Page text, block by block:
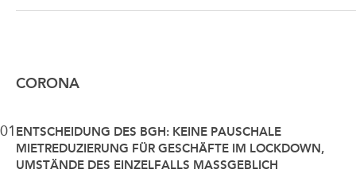
CORONA
01 ENTSCHEIDUNG DES BGH: KEINE PAUSCHALE
MIETREDUZIERUNG FÜR GESCHÄFTE IM LOCKDOWN,
UMSTÄNDE DES EINZELFALLS MASSGEBLICH